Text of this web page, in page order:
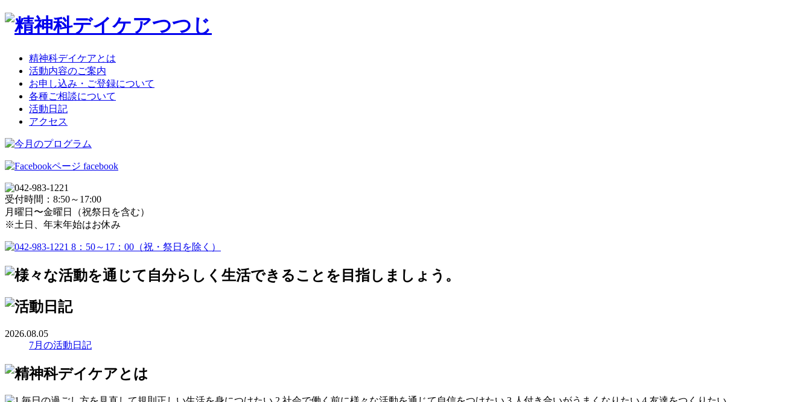
精神科デイケアとは
活動内容のご案内
お申し込み・ご登録について
各種ご相談について
活動日記
アクセス
facebook
受付時間：8:50～17:00
月曜日〜金曜日（祝祭日を含む）
※土日、年末年始はお休み
2026.08.05
7月の活動日記